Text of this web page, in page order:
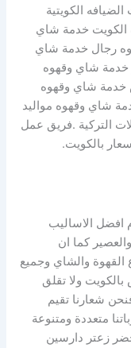
الكويتية
الكويت خدمة شاي
رجال خدمة شاي
خدمة شاي وقهوه
خدمة شاي وقهوه
شاي وقهوه مواليد
التركية .فريق عمل
بالكويت.
افضل الاساليب
كما ان
القهوة والشاي وجميع
بالكويت ولا تقلق
شعارنا تقيم
متعددة ومتنوعة
زعتر دارسين